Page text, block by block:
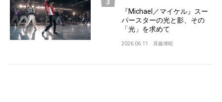
『Michael／マイケル』スー
パースターの光と影、その
「光」を求めて
2026.06.11 斉藤博昭